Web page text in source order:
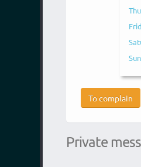
To complain
Private